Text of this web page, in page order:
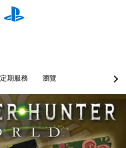
定期服務 瀏覽